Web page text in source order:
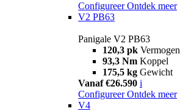
Configureer Ontdek meer
V2 PB63
Panigale V2 PB63
120,3 pk Vermogen
93,3 Nm Koppel
175,5 kg Gewicht
Vanaf €26.590 i
Configureer Ontdek meer
V4